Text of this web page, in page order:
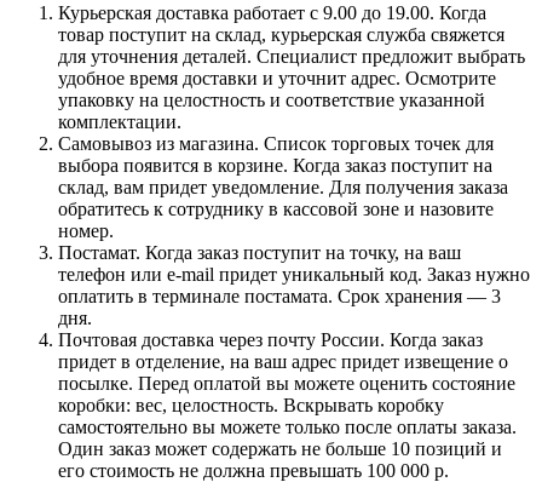
Курьерская доставка работает с 9.00 до 19.00. Когда
товар поступит на склад, курьерская служба свяжется
для уточнения деталей. Специалист предложит выбрать
удобное время доставки и уточнит адрес. Осмотрите
упаковку на целостность и соответствие указанной
комплектации.
Самовывоз из магазина. Список торговых точек для
выбора появится в корзине. Когда заказ поступит на
склад, вам придет уведомление. Для получения заказа
обратитесь к сотруднику в кассовой зоне и назовите
номер.
Постамат. Когда заказ поступит на точку, на ваш
телефон или e-mail придет уникальный код. Заказ нужно
оплатить в терминале постамата. Срок хранения — 3
дня.
Почтовая доставка через почту России. Когда заказ
придет в отделение, на ваш адрес придет извещение о
посылке. Перед оплатой вы можете оценить состояние
коробки: вес, целостность. Вскрывать коробку
самостоятельно вы можете только после оплаты заказа.
Один заказ может содержать не больше 10 позиций и
его стоимость не должна превышать 100 000 р.